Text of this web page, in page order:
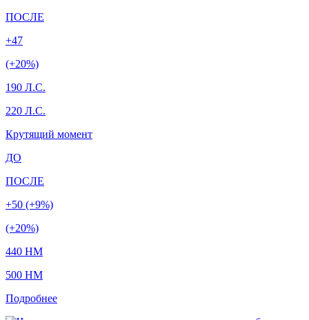
ПОСЛЕ
+47
(+20%)
190 Л.С.
220 Л.С.
Крутящий момент
ДО
ПОСЛЕ
+50 (+9%)
(+20%)
440 HM
500 HM
Подробнее